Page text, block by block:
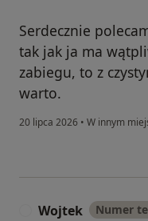
Serdecznie
tak jak ja ma
zabiegu, to z
warto.
20 lipca 2026 • W innym
Wojtek Numer